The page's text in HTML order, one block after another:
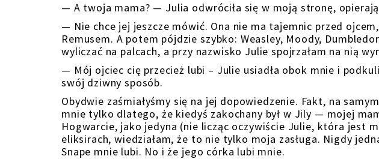
— A twoja mama? — Julia odwróciła się w moją stronę,
— Nie chce jej jeszcze mówić. Ona nie ma tajemnic przed
Remusem. A potem pójdzie szybko: Weasley, Moody,
wyliczać na palcach, a przy nazwisko Julie spojrzałam na nią
— Mój ojciec cię przecież lubi – Julie usiadła obok mnie i
swój dziwny sposób.
Obydwie zaśmiałyśmy się na jej dopowiedzenie. Fakt, na
mnie tylko dlatego, że kiedyś zakochany był w Jily — mojej
Hogwarcie, jako jedyna (nie licząc oczywiście Julie, która jest
eliksirach, wiedziałam, że to nie tylko moja zasługa. Nigdy
Snape mnie lubi. No i że jego córka lubi mnie.